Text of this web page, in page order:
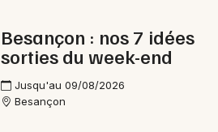
Besançon : nos 7 idées
sorties du week-end
Jusqu'au 09/08/2026
Besançon